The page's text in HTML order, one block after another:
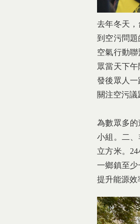
去年冬天
到空污問
空氣行動
眾當天下
發後眾人
關注空污議
為數眾多
小組。二、
立方米。
一鄉鎮至少
提升能源效